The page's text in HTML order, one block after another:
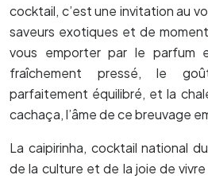
cocktail, c’est une invitation au
saveurs exotiques et de
vous emporter par le parfum
fraîchement pressé, le
parfaitement équilibré, et la
cachaça, l’âme de ce breuvage
La caipirinha, cocktail national
de la culture et de la joie de